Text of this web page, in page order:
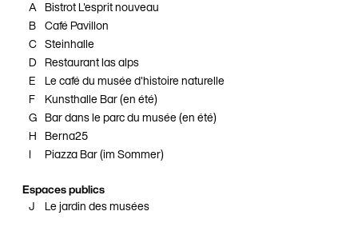
A Bistrot L'esprit nouveau
B Café Pavillon
C Steinhalle
D Restaurant las alps
E
Le café du musée d'histoire naturelle
F
Kunsthalle Bar (en été)
G Bar dans le parc du musée (en été)
H Berna25
I
Piazza Bar (im Sommer)
Espaces publics
J
Le jardin des musées